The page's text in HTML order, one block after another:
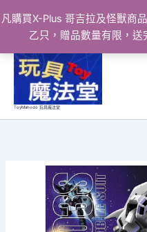
凡購買X-Plus 哥吉拉及怪獸商
乙只，贈品數量有限，送
ToyMahodo 玩具魔法堂